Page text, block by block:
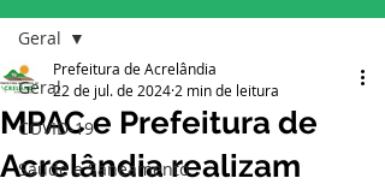
Geral
COVID-19
Saúde e Saneamento
Geral
MPAC e Prefeitura de
Acrelândia realizam
Prefeitura de Acrelândia
22 de jul. de 2024 2 min de leitura